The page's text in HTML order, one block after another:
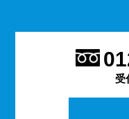
してだけでなく出退
します。 会社は人の
ホのように1台1台契
方がよりお得に利用
受